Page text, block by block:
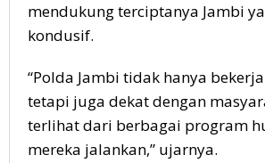
mendukung terciptanya Jambi
kondusif.
“Polda Jambi tidak hanya
tetapi juga dekat dengan
terlihat dari berbagai program
mereka jalankan,” ujarnya.